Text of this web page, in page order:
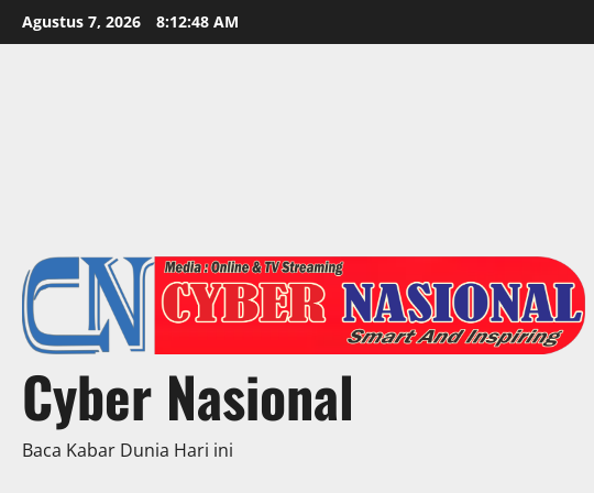
Skip
to
Agustus 7, 2026 8:12:50 AM
Cyber Nasional
Baca Kabar Dunia Hari ini